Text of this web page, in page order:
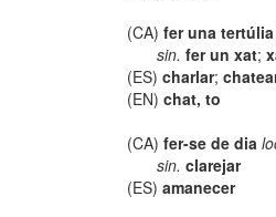
(CA)fer una tertúlia
sin. fer un xat;
(ES)charlar;
(EN)chat, to
(CA)fer-se de dia
sin. clarejar
(ES)amanecer